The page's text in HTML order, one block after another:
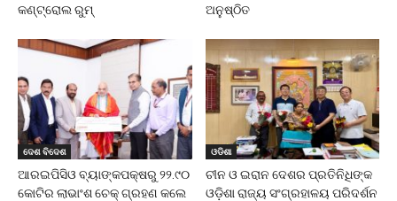
କଣ୍ଟ୍ରୋଲ ରୁମ୍
ଅନୁଷ୍ଠିତ
ଦେଶ ବିଦେଶ
ଆରଇପିସିଓ ବ୍ୟାଙ୍କପକ୍ଷରୁ ₹୨୨.୯୦
କୋଟିର ଲାଭାଂଶ ଚେକ୍ ଗ୍ରହଣ କଲେ
ଓଡିଶା
ଚୀନ ଓ ଇରାନ ଦେଶର ପ୍ରତିନିଧିଙ୍କ
ଓଡ଼ିଶା ରାଜ୍ୟ ସଂଗ୍ରହାଳୟ ପରିଦର୍ଶନ